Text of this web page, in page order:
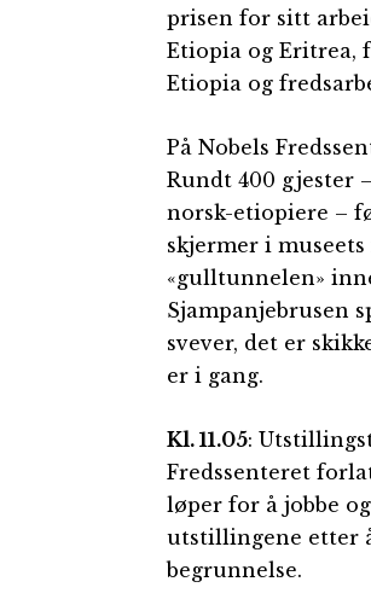
prisen for sitt
Etiopia og Eritrea,
Etiopia og
På Nobels
Rundt 400 gjester
norsk-etiopiere –
skjermer i
«gulltunnelen»
Sjampanjebrusen
svever, det er
er i gang.
Kl. 11.05:
Fredssenteret
løper for å jobbe
utstillingene etter
begrunnelse.